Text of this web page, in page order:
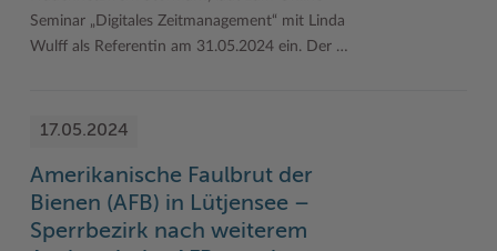
Seminar „Digitales Zeitmanagement“ mit Linda
Wulff als Referentin am 31.05.2024 ein. Der …
17.05.2024
Amerikanische Faulbrut der
Bienen (AFB) in Lütjensee –
Sperrbezirk nach weiterem